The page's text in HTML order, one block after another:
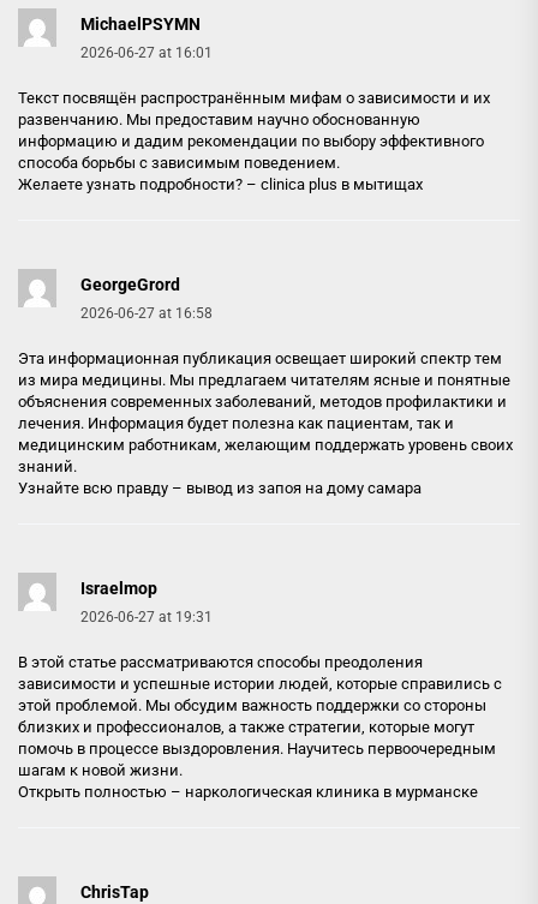
MichaelPSYMN
2026-06-27 at 16:01
Текст посвящён распространённым мифам о зависимости и их
развенчанию. Мы предоставим научно обоснованную
информацию и дадим рекомендации по выбору эффективного
способа борьбы с зависимым поведением.
Желаете узнать подробности? – clinica plus в мытищах
GeorgeGrord
2026-06-27 at 16:58
Эта информационная публикация освещает широкий спектр тем
из мира медицины. Мы предлагаем читателям ясные и понятные
объяснения современных заболеваний, методов профилактики и
лечения. Информация будет полезна как пациентам, так и
медицинским работникам, желающим поддержать уровень своих
знаний.
Узнайте всю правду – вывод из запоя на дому самара
Israelmop
2026-06-27 at 19:31
В этой статье рассматриваются способы преодоления
зависимости и успешные истории людей, которые справились с
этой проблемой. Мы обсудим важность поддержки со стороны
близких и профессионалов, а также стратегии, которые могут
помочь в процессе выздоровления. Научитесь первоочередным
шагам к новой жизни.
Открыть полностью – наркологическая клиника в мурманске
ChrisTap